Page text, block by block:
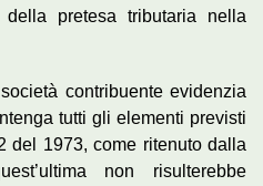
pretesa tributaria nella
contribuente evidenzia
tutti gli elementi previsti
del 1973, come ritenuto dalla
non risulterebbe